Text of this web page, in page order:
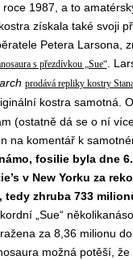
1987, a to
získala také svoji
Petera Larsona,
s přezdívkou „Sue“.
prodává repliky kostry
kostra samotná.
(ostatně dá se o ní
na komentář k
fosilie byla dne
v New Yorku za
zhruba 733
„Sue“
za 8,36 milionu
možná potěší,